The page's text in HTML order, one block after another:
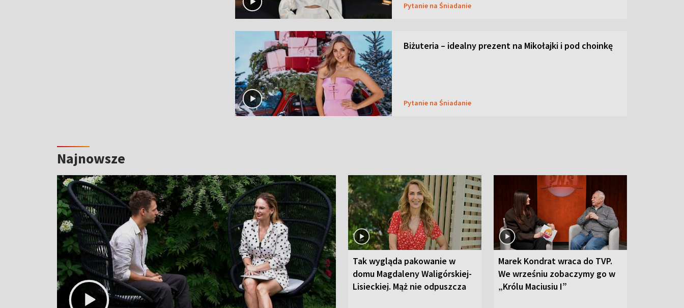
Pytanie na Śniadanie
Biżuteria – idealny prezent na Mikołajki i pod choinkę
Pytanie na Śniadanie
Najnowsze
Tak wygląda pakowanie w
domu Magdaleny Waligórskiej-
Lisieckiej. Mąż nie odpuszcza
Marek Kondrat wraca do TVP.
We wrześniu zobaczymy go w
„Królu Maciusiu I”